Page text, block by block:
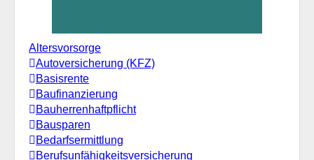
Altersvorsorge
Autoversicherung (KFZ)
Basisrente
Baufinanzierung
Bauherrenhaftpflicht
Bausparen
Bedarfsermittlung
Berufs­unfähigkeitsversicherung